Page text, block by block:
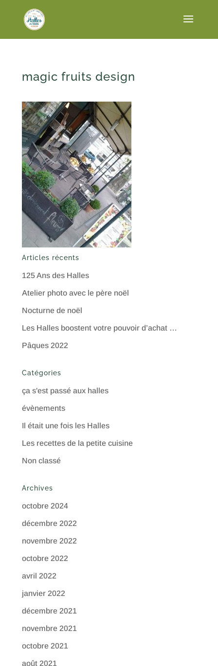
magic fruits design
Articles récents
125 Ans des Halles
Atelier photo avec le père noël
Nocturne de noël
Les Halles boostent votre pouvoir d’achat …
Pâques 2022
Catégories
ça s'est passé aux halles
évènements
Il était une fois les Halles
Les recettes de la petite cuisine
Non classé
Archives
octobre 2024
décembre 2022
novembre 2022
octobre 2022
avril 2022
janvier 2022
décembre 2021
novembre 2021
octobre 2021
août 2021